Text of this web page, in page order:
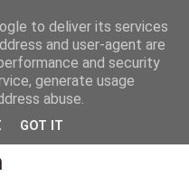
habitación
to deliver its services
and user-agent are
and security
generate usage
abuse.
GOT IT